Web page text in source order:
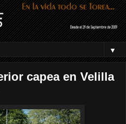
▼
capea en Velilla